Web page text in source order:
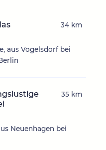
aus Vogelsdorf bei
34 km
Neuenhagen bei
35 km